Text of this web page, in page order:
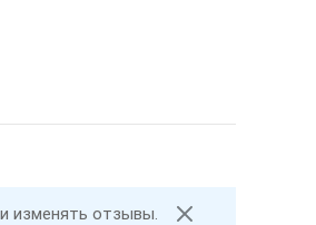
изменять отзывы.